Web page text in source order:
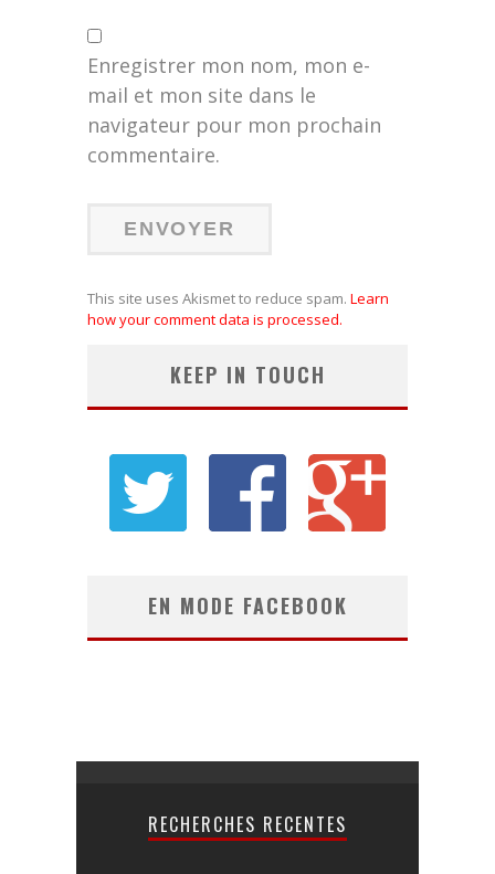
Enregistrer mon nom, mon e-
mail et mon site dans le
navigateur pour mon prochain
commentaire.
This site uses Akismet to reduce spam. Learn
how your comment data is processed.
KEEP IN TOUCH
EN MODE FACEBOOK
RECHERCHES RECENTES